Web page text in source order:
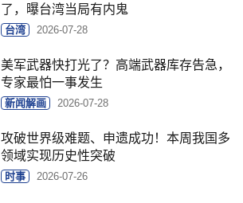
了，曝台湾当局有内鬼
台湾 2026-07-28
美军武器快打光了？高端武器库存告急，
专家最怕一事发生
新闻解画 2026-07-28
攻破世界级难题、申遗成功！本周我国多
领域实现历史性突破
时事 2026-07-26